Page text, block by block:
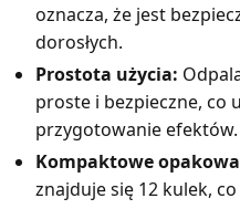
oznacza, że jest
dorosłych.
Prostota użycia:
proste i bezpieczne, co
przygotowanie efektów.
Kompaktowe
znajduje się 12 kulek,